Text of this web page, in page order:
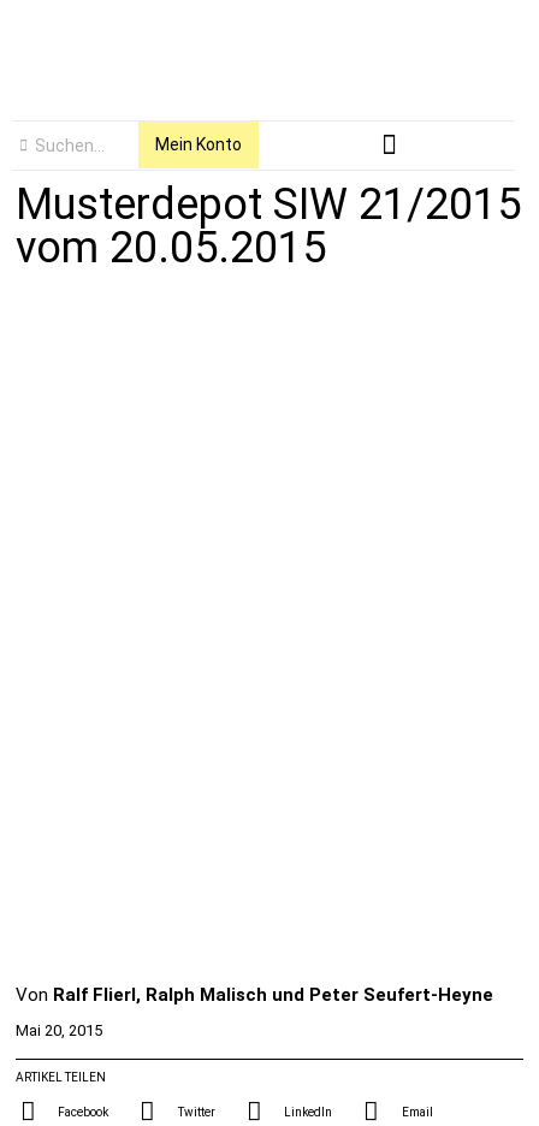
Mein Konto
Musterdepot SIW 21/2015
vom 20.05.2015
Von Ralf Flierl, Ralph Malisch und Peter Seufert-Heyne
Mai 20, 2015
ARTIKEL TEILEN
Facebook Twitter LinkedIn Email